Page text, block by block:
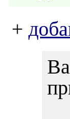
+